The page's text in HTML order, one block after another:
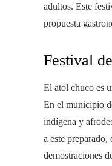
adultos. Este
propuesta
Festival
El atol chuco es
En el municipio
indígena y
a este
demostraciones